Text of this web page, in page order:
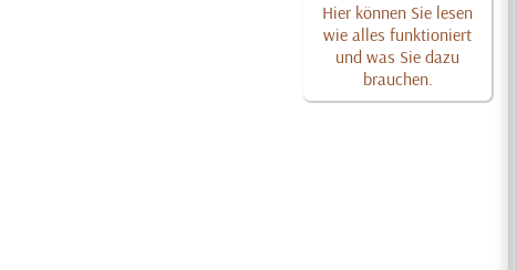
Hier können Sie lesen
wie alles funktioniert
und was Sie dazu
brauchen.